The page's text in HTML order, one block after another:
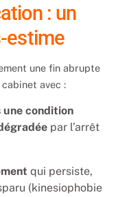
: un
estime
une fin abrupte
avec :
condition
par l’arrêt
qui persiste,
(kinesiophobie